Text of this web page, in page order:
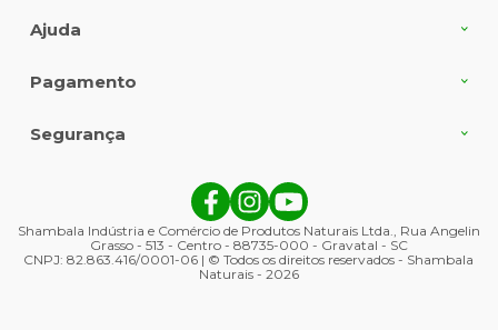
Ajuda
Pagamento
Segurança
Shambala Indústria e Comércio de Produtos Naturais Ltda., Rua Angelin
Grasso - 513 - Centro - 88735-000 - Gravatal - SC
CNPJ: 82.863.416/0001-06 | © Todos os direitos reservados - Shambala
Naturais - 2026